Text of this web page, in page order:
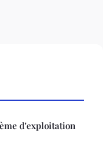
d'exploitation